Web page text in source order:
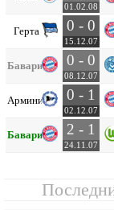
01.02.08
Герта 0 - 0
15.12.07
Бавария 0 - 0
08.12.07
Арминия 0 - 1
02.12.07
Бавария 2 - 1
24.11.07